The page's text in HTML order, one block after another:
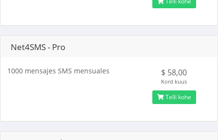
Net4SMS - Pro
1000 mensajes SMS mensuales $ 58,00
Kord kuus
Telli kohe